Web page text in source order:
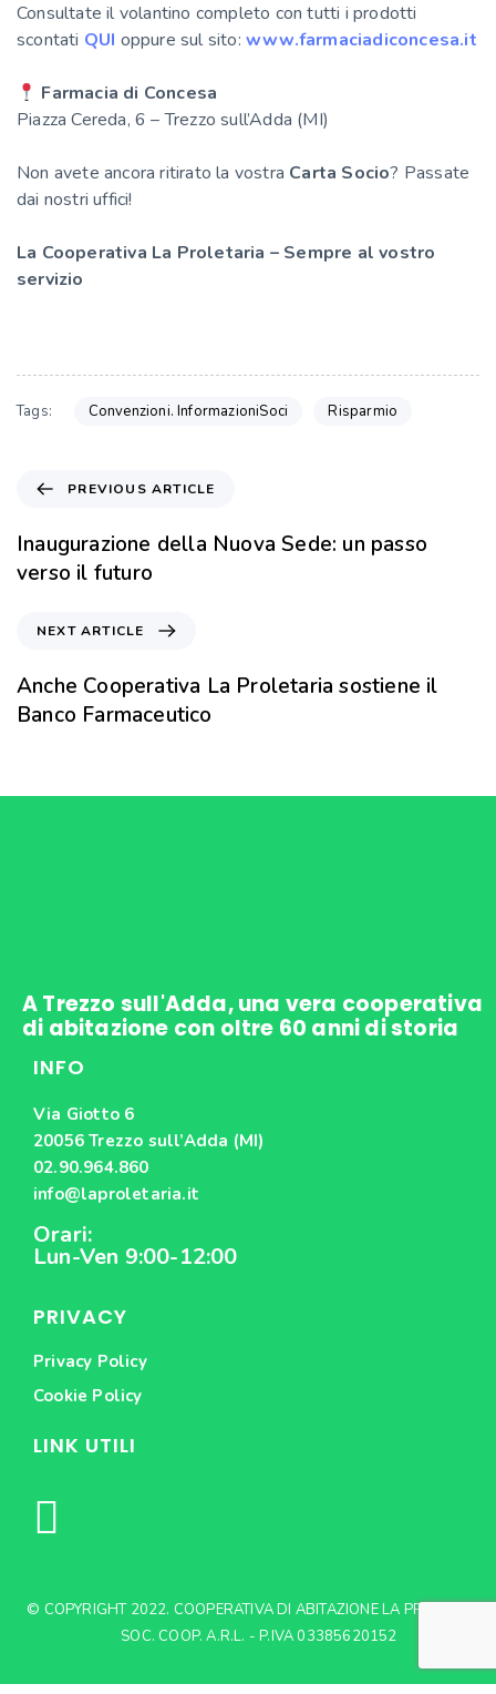
Consultate il volantino completo con tutti i prodotti
scontati QUI oppure sul sito:www.farmaciadiconcesa.it
Farmacia di Concesa
Piazza Cereda, 6 – Trezzo sull’Adda (MI)
Non avete ancora ritirato la vostra Carta Socio? Passate
dai nostri uffici!
La Cooperativa La Proletaria – Sempre al vostro
servizio
Tags: Convenzioni. InformazioniSoci Risparmio
PREVIOUS ARTICLE
Inaugurazione della Nuova Sede: un passo
verso il futuro
NEXT ARTICLE
Anche Cooperativa La Proletaria sostiene il
Banco Farmaceutico
A Trezzo sull'Adda, una vera cooperativa
di abitazione con oltre 60 anni di storia
INFO
Via Giotto 6
20056 Trezzo sull’Adda (MI)
02.90.964.860
info@laproletaria.it
Orari:
Lun-Ven 9:00-12:00
PRIVACY
Privacy Policy
Cookie Policy
LINK UTILI
© COPYRIGHT 2022. COOPERATIVA DI ABITAZIONE LA PROLETARIA
SOC. COOP. A.R.L. - P.IVA 03385620152